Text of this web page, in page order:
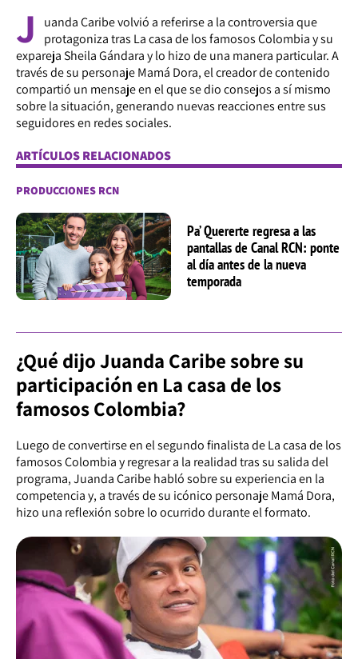
J
uanda Caribe volvió a referirse a la controversia que
protagoniza tras La casa de los famosos Colombia y su
expareja Sheila Gándara y lo hizo de una manera particular. A
través de su personaje Mamá Dora, el creador de contenido
compartió un mensaje en el que se dio consejos a sí mismo
sobre la situación, generando nuevas reacciones entre sus
seguidores en redes sociales.
ARTÍCULOS RELACIONADOS
PRODUCCIONES RCN
Pa’ Quererte regresa a las
pantallas de Canal RCN: ponte
al día antes de la nueva
temporada
¿Qué dijo Juanda Caribe sobre su
participación en La casa de los
famosos Colombia?
Luego de convertirse en el segundo finalista de La casa de los
famosos Colombia y regresar a la realidad tras su salida del
programa, Juanda Caribe habló sobre su experiencia en la
competencia y, a través de su icónico personaje Mamá Dora,
hizo una reflexión sobre lo ocurrido durante el formato.